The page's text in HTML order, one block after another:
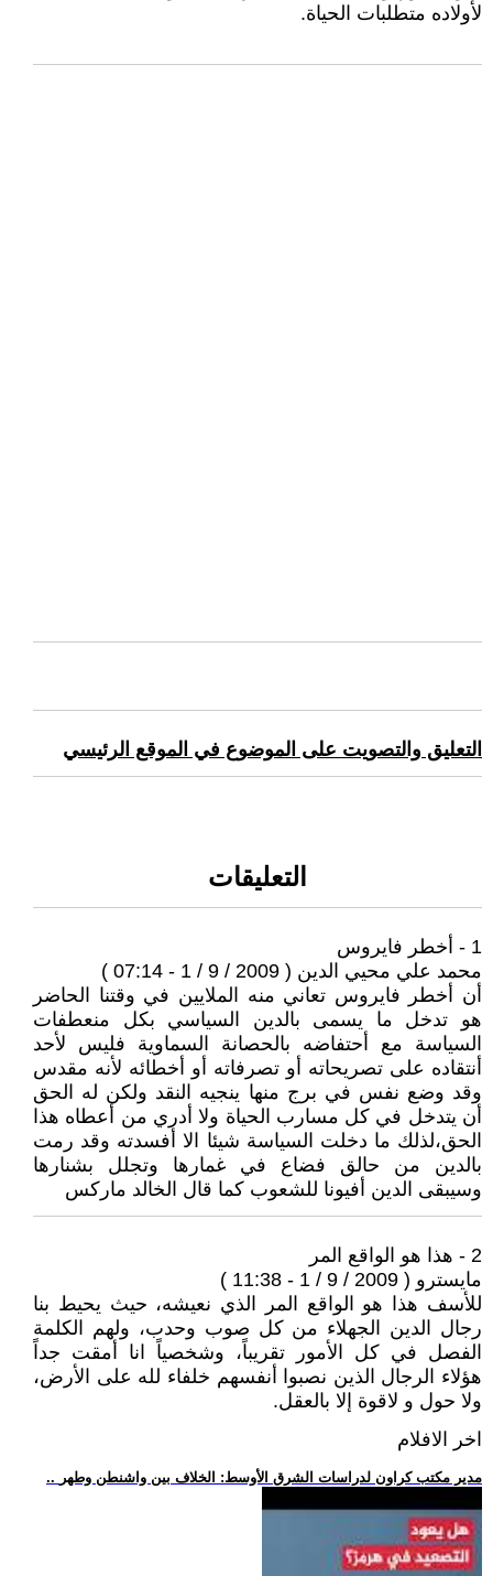
لأولاده متطلبات الحياة.
التعليق والتصويت على الموضوع في الموقع الرئيسي
التعليقات
1 - أخطر فايروس
محمد علي محيي الدين ( 2009 / 9 / 1 - 07:14 )
أن أخطر فايروس تعاني منه الملايين في وقتنا الحاضر
هو تدخل ما يسمى بالدين السياسي بكل منعطفات
السياسة مع أحتفاضه بالحصانة السماوية فليس لأحد
أنتقاده على تصريحاته أو تصرفاته أو أخطائه لأنه مقدس
وقد وضع نفس في برج منها ينجيه النقد ولكن له الحق
أن يتدخل في كل مسارب الحياة ولا أدري من أعطاه هذا
الحق،لذلك ما دخلت السياسة شيئا الا أفسدته وقد رمت
بالدين من حالق فضاع في غمارها وتجلل بشنارها
وسيبقى الدين أفيونا للشعوب كما قال الخالد ماركس
2 - هذا هو الواقع المر
مايسترو ( 2009 / 9 / 1 - 11:38 )
للأسف هذا هو الواقع المر الذي نعيشه، حيث يحيط بنا
رجال الدين الجهلاء من كل صوب وحدب، ولهم الكلمة
الفصل في كل الأمور تقريباً، وشخصياً انا أمقت جداً
هؤلاء الرجال الذين نصبوا أنفسهم خلفاء لله على الأرض،
ولا حول و لاقوة إلا بالعقل.
اخر الافلام
.. مدير مكتب كراون لدراسات الشرق الأوسط: الخلاف بين واشنطن وطهر